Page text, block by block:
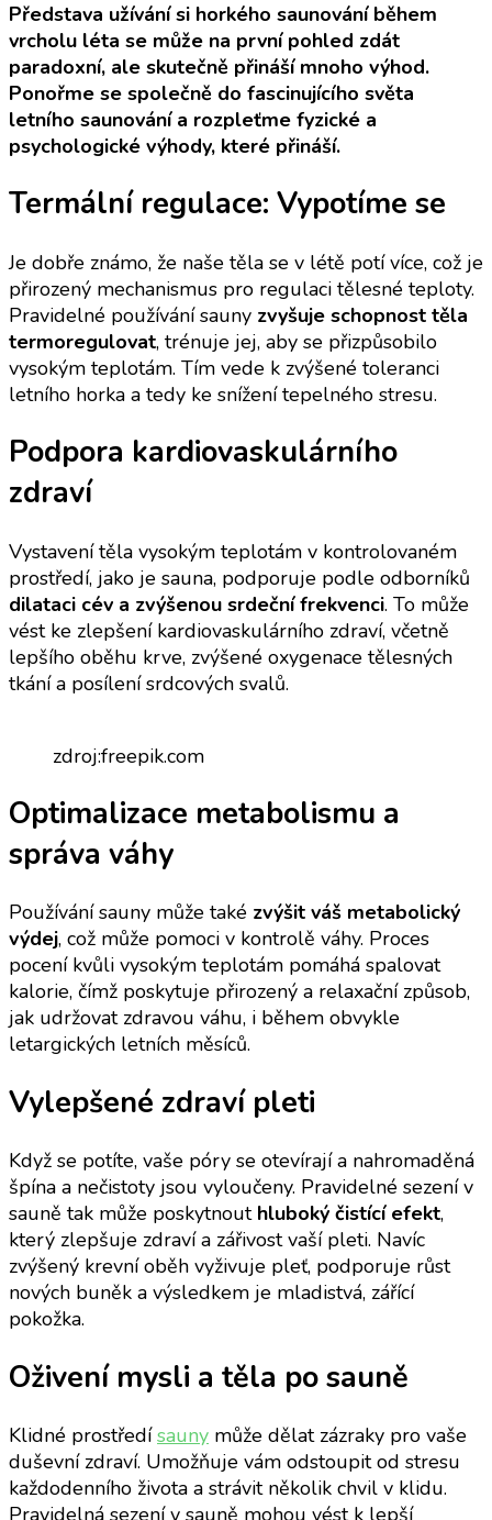
Představa užívání si horkého saunování během
vrcholu léta se může na první pohled zdát
paradoxní, ale skutečně přináší mnoho výhod.
Ponořme se společně do fascinujícího světa
letního saunování a rozpleťme fyzické a
psychologické výhody, které přináší.
Termální regulace: Vypotíme se
Je dobře známo, že naše těla se v létě potí více, což je
přirozený mechanismus pro regulaci tělesné teploty.
Pravidelné používání sauny zvyšuje schopnost těla
termoregulovat, trénuje jej, aby se přizpůsobilo
vysokým teplotám. Tím vede k zvýšené toleranci
letního horka a tedy ke snížení tepelného stresu.
Podpora kardiovaskulárního
zdraví
Vystavení těla vysokým teplotám v kontrolovaném
prostředí, jako je sauna, podporuje podle odborníků
dilataci cév a zvýšenou srdeční frekvenci. To může
vést ke zlepšení kardiovaskulárního zdraví, včetně
lepšího oběhu krve, zvýšené oxygenace tělesných
tkání a posílení srdcových svalů.
zdroj:freepik.com
Optimalizace metabolismu a
správa váhy
Používání sauny může také zvýšit váš metabolický
výdej, což může pomoci v kontrolě váhy. Proces
pocení kvůli vysokým teplotám pomáhá spalovat
kalorie, čímž poskytuje přirozený a relaxační způsob,
jak udržovat zdravou váhu, i během obvykle
letargických letních měsíců.
Vylepšené zdraví pleti
Když se potíte, vaše póry se otevírají a nahromaděná
špína a nečistoty jsou vyloučeny. Pravidelné sezení v
sauně tak může poskytnout hluboký čistící efekt,
který zlepšuje zdraví a zářivost vaší pleti. Navíc
zvýšený krevní oběh vyživuje pleť, podporuje růst
nových buněk a výsledkem je mladistvá, zářící
pokožka.
Oživení mysli a těla po sauně
Klidné prostředísauny může dělat zázraky pro vaše
duševní zdraví. Umožňuje vám odstoupit od stresu
každodenního života a strávit několik chvil v klidu.
Pravidelná sezení v sauně mohou vést k lepší